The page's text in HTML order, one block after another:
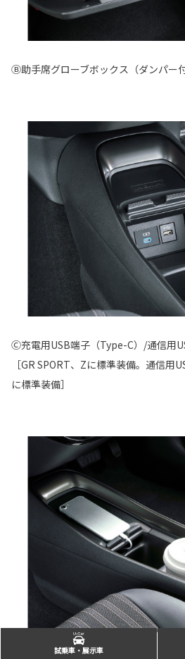
Ⓑ助手席グローブボックス（ダンパー付
Ⓒ充電用USB端子（Type-C）/通信用
［GR SPORT、Zに標準装備。通信用
に標準装備］
試乗車・展示車